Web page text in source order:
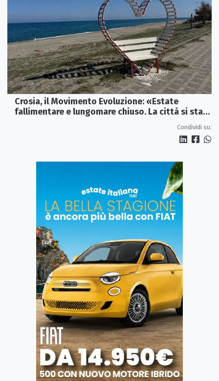
Crosia, il Movimento Evoluzione: «Estate
fallimentare e lungomare chiuso. La città si sta
Condividi su: